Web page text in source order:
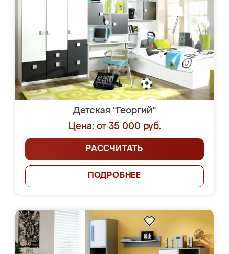
Детская "Георгий"
Цена: от 35 000 руб.
РАССЧИТАТЬ
ПОДРОБНЕЕ